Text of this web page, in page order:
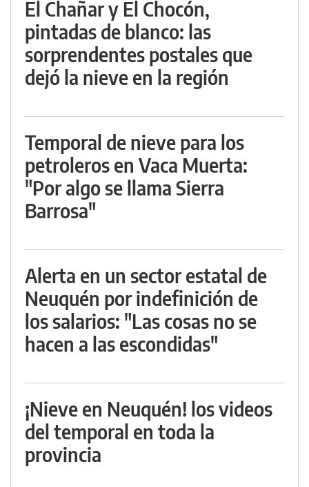
El Chañar y El Chocón,
pintadas de blanco: las
sorprendentes postales que
dejó la nieve en la región
Temporal de nieve para los
petroleros en Vaca Muerta:
"Por algo se llama Sierra
Barrosa"
Alerta en un sector estatal de
Neuquén por indefinición de
los salarios: "Las cosas no se
hacen a las escondidas"
¡Nieve en Neuquén! los videos
del temporal en toda la
provincia